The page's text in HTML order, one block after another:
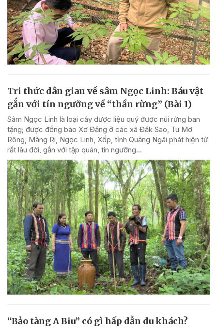
Tri thức dân gian về sâm Ngọc Linh: Báu vật
gắn với tín ngưỡng về “thần rừng” (Bài 1)
Sâm Ngọc Linh là loại cây dược liệu quý được núi rừng ban
tặng; được đồng bào Xơ Đăng ở các xã Đăk Sao, Tu Mơ
Rông, Măng Ri, Ngọc Linh, Xốp, tỉnh Quảng Ngãi phát hiện từ
rất lâu đời, gắn với tập quán, tín ngưỡng...
“Bảo tàng A Biu” có gì hấp dẫn du khách?